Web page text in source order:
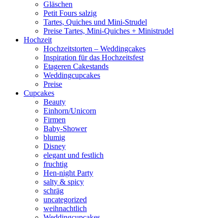
Gläschen
Petit Fours salzig
Tartes, Quiches und Mini-Strudel
Preise Tartes, Mini-Quiches + Ministrudel
Hochzeit
Hochzeitstorten – Weddingcakes
Inspiration für das Hochzeitsfest
Etageren Cakestands
Weddingcupcakes
Preise
Cupcakes
Beauty
Einhorn/Unicorn
Firmen
Baby-Shower
blumig
Disney
elegant und festlich
fruchtig
Hen-night Party
salty & spicy
schräg
uncategorized
weihnachtlich